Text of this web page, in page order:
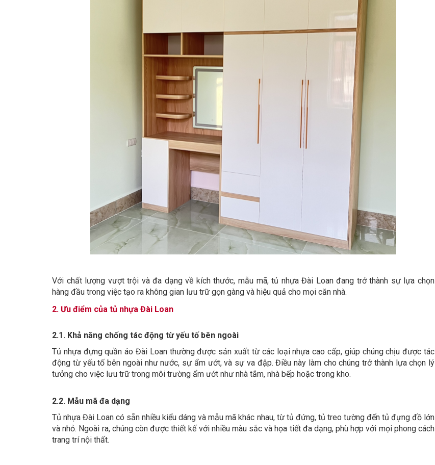
Với chất lượng vượt trội và đa dạng về kích thước, mẫu mã, tủ nhựa Đài Loan đang trở thành sự lựa chọn
hàng đầu trong việc tạo ra không gian lưu trữ gọn gàng và hiệu quả cho mọi căn nhà.
2. Ưu điểm của tủ nhựa Đài Loan
2.1. Khả năng chống tác động từ yếu tố bên ngoài
Tủ nhựa đựng quần áo Đài Loan thường được sản xuất từ các loại nhựa cao cấp, giúp chúng chịu được tác
động từ yếu tố bên ngoài như nước, sự ẩm ướt, và sự va đập. Điều này làm cho chúng trở thành lựa chọn lý
tưởng cho việc lưu trữ trong môi trường ẩm ướt như nhà tắm, nhà bếp hoặc trong kho.
2.2. Mẫu mã đa dạng
Tủ nhựa Đài Loan có sẵn nhiều kiểu dáng và mẫu mã khác nhau, từ tủ đứng, tủ treo tường đến tủ đựng đồ lớn
và nhỏ. Ngoài ra, chúng còn được thiết kế với nhiều màu sắc và họa tiết đa dạng, phù hợp với mọi phong cách
trang trí nội thất.